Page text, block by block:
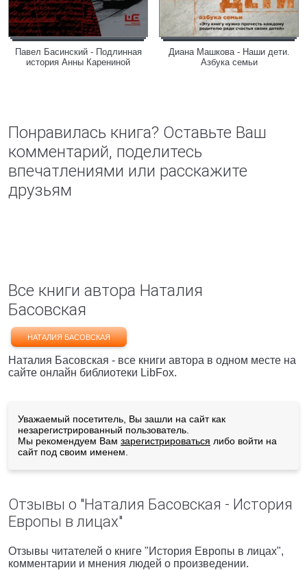
Павел Басинский - Подлинная
история Анны Карениной
Диана Машкова - Наши дети.
Азбука семьи
Понравилась книга? Оставьте Ваш
комментарий, поделитесь
впечатлениями или расскажите
друзьям
Все книги автора Наталия
Басовская
НАТАЛИЯ БАСОВСКАЯ
Наталия Басовская - все книги автора в одном месте на
сайте онлайн библиотеки LibFox.
Уважаемый посетитель, Вы зашли на сайт как
незарегистрированный пользователь.
Мы рекомендуем Вам зарегистрироваться либо войти на
сайт под своим именем.
Отзывы о "Наталия Басовская - История
Европы в лицах"
Отзывы читателей о книге "История Европы в лицах",
комментарии и мнения людей о произведении.